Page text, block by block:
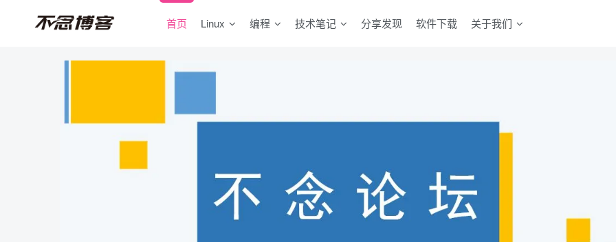
首页 Linux 编程 技术笔记 分享发现 软件下载 关于我们